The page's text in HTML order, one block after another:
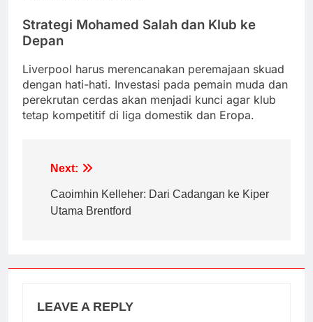
Strategi Mohamed Salah dan Klub ke
Depan
Liverpool harus merencanakan peremajaan skuad
dengan hati-hati. Investasi pada pemain muda dan
perekrutan cerdas akan menjadi kunci agar klub
tetap kompetitif di liga domestik dan Eropa.
Post
navigation
Next:
Caoimhin Kelleher: Dari Cadangan ke Kiper
Utama Brentford
LEAVE A REPLY